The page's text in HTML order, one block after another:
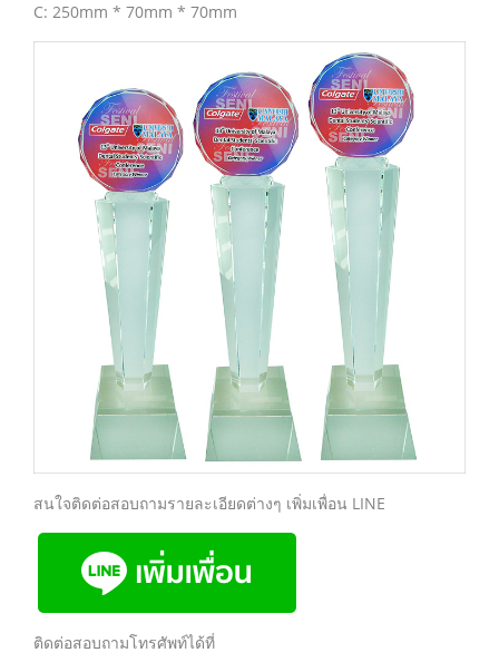
C: 250mm * 70mm * 70mm
สนใจติดต่อสอบถามรายละเอียดต่างๆ เพิ่มเพื่อน LINE
ติดต่อสอบถามโทรศัพท์ได้ที่